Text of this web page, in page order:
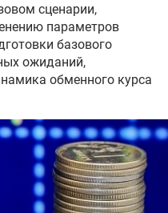
сценарии,
параметров
базового
ожиданий,
обменного курса